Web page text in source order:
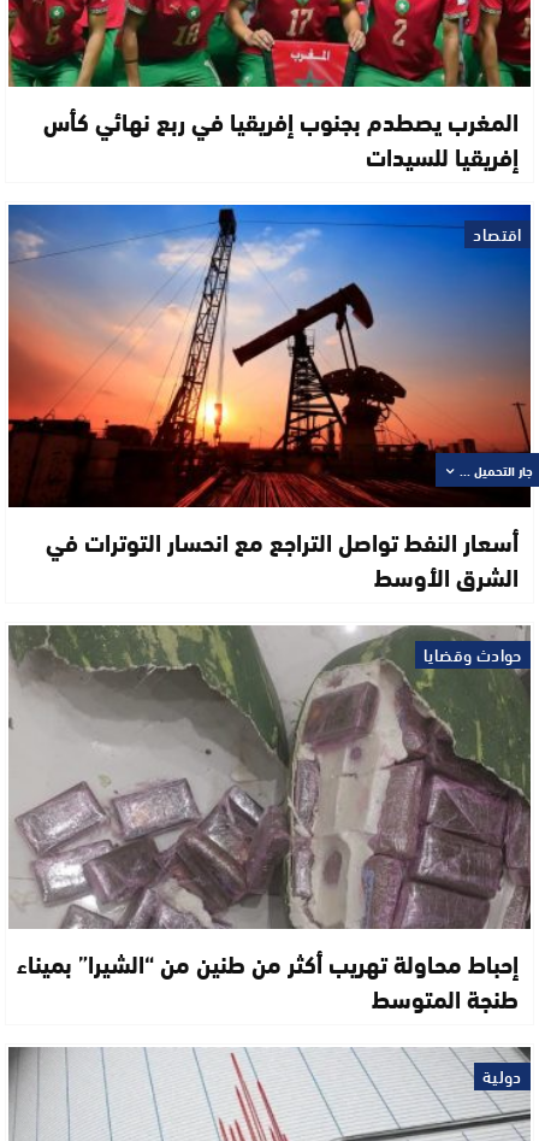
المغرب يصطدم بجنوب إفريقيا في ربع نهائي كأس
إفريقيا للسيدات
اقتصاد
أسعار النفط تواصل التراجع مع انحسار التوترات في
الشرق الأوسط
حوادث وقضايا
إحباط محاولة تهريب أكثر من طنين من “الشيرا” بميناء
طنجة المتوسط
دولية
جار التحميل ...